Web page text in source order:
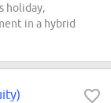
holiday,
in a hybrid